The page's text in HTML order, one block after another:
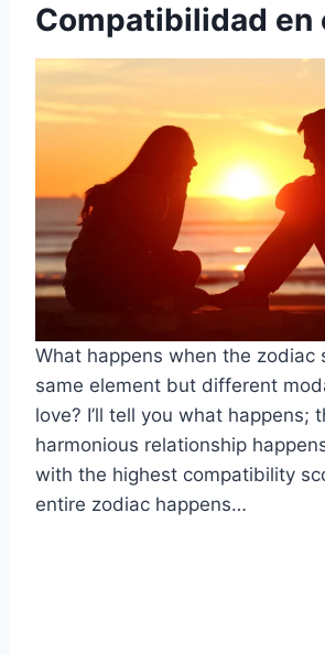
Compatibilidad en
What happens when the zodiac
same element but different
love? I’ll tell you what happens;
harmonious relationship
with the highest compatibility
entire zodiac happens…